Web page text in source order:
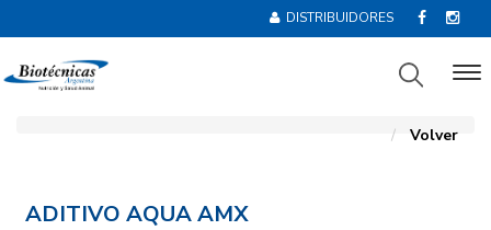
DISTRIBUIDORES
Volver
ADITIVO AQUA AMX